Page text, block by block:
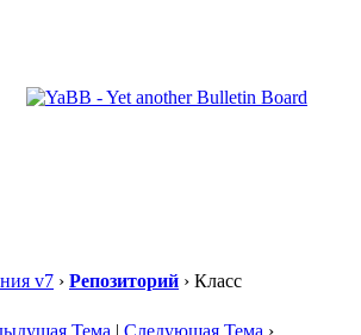
v7 › Репозиторий › Класс
Тема | Следующая Тема ›